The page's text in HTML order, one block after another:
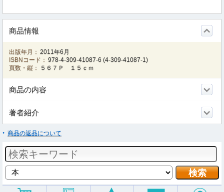
商品情報
出版年月： 2011年6月
ISBNコード： 978-4-309-41087-6 (4-309-41087-1)
頁数・縦：
５６７Ｐ １５ｃｍ
商品の内容
著者紹介
商品の返品について